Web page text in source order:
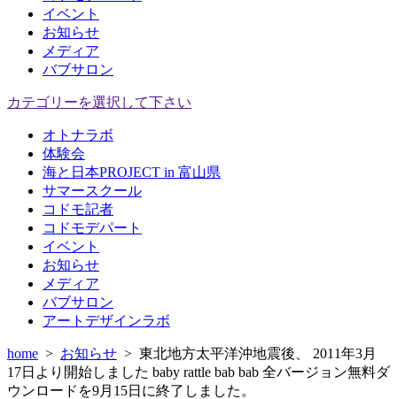
イベント
お知らせ
メディア
バブサロン
カテゴリーを選択して下さい
オトナラボ
体験会
海と日本PROJECT in 富山県
サマースクール
コドモ記者
コドモデパート
イベント
お知らせ
メディア
バブサロン
アートデザインラボ
home > お知らせ > 東北地方太平洋沖地震後、 2011年3月
17日より開始しました baby rattle bab bab 全バージョン無料ダ
ウンロードを9月15日に終了しました。